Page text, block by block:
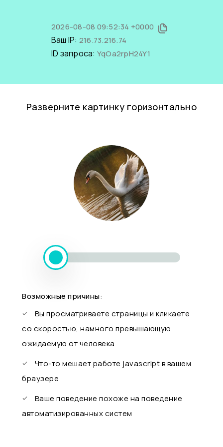
2026-08-08 09:52:34 +0000
Ваш IP: 216.73.216.74
ID запроса: YqOa2rpH24Y1
Разверните картинку горизонтально
Возможные причины:
Вы просматриваете страницы и кликаете
со скоростью, намного превышающую
ожидаемую от человека
Что-то мешает работе javascript в вашем
браузере
Ваше поведение похоже на поведение
автоматизированных систем